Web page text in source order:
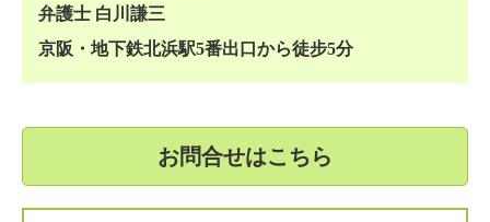
弁護士 白川謙三
京阪・地下鉄北浜駅5番出口から徒步5分
お問合せはこちら